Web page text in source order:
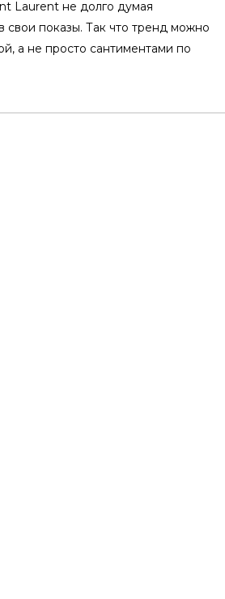
Laurent не долго думая
свои показы. Так что тренд можно
а не просто сантиментами по